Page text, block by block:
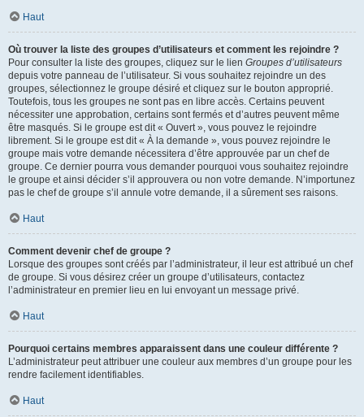
Haut
Où trouver la liste des groupes d’utilisateurs et comment les rejoindre ?
Pour consulter la liste des groupes, cliquez sur le lien Groupes d’utilisateurs
depuis votre panneau de l’utilisateur. Si vous souhaitez rejoindre un des
groupes, sélectionnez le groupe désiré et cliquez sur le bouton approprié.
Toutefois, tous les groupes ne sont pas en libre accès. Certains peuvent
nécessiter une approbation, certains sont fermés et d’autres peuvent même
être masqués. Si le groupe est dit « Ouvert », vous pouvez le rejoindre
librement. Si le groupe est dit « À la demande », vous pouvez rejoindre le
groupe mais votre demande nécessitera d’être approuvée par un chef de
groupe. Ce dernier pourra vous demander pourquoi vous souhaitez rejoindre
le groupe et ainsi décider s’il approuvera ou non votre demande. N’importunez
pas le chef de groupe s’il annule votre demande, il a sûrement ses raisons.
Haut
Comment devenir chef de groupe ?
Lorsque des groupes sont créés par l’administrateur, il leur est attribué un chef
de groupe. Si vous désirez créer un groupe d’utilisateurs, contactez
l’administrateur en premier lieu en lui envoyant un message privé.
Haut
Pourquoi certains membres apparaissent dans une couleur différente ?
L’administrateur peut attribuer une couleur aux membres d’un groupe pour les
rendre facilement identifiables.
Haut